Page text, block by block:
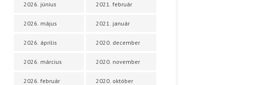
2026. június
2026. május
2026. április
2026. március
2026. február
2021. február
2021. január
2020. december
2020. november
2020. október